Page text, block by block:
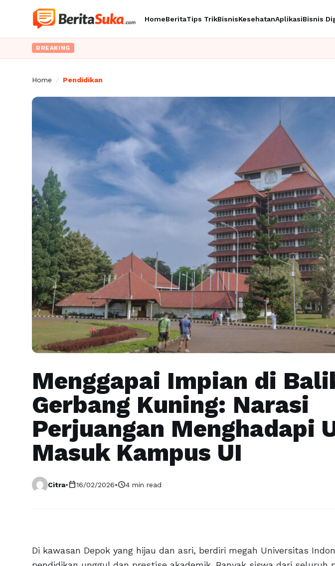
HomeBeritaTips TrikBisnisKesehatanAplikasiBisnis
BREAKING
Home / Pendidikan
Menggapai Impian di
Gerbang Kuning: Narasi
Perjuangan Menghadapi
Masuk Kampus UI
Citra•calendar_today16/02/2026•schedule4 min read
Di kawasan Depok yang hijau dan asri, berdiri megah Universitas